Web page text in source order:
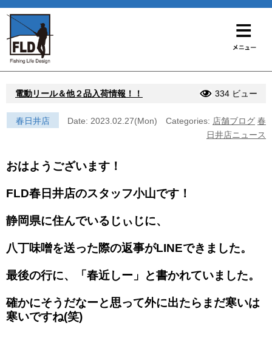
電動リール＆他２品入荷情報！！ 334 ビュー
春日井店 Date: 2023.02.27(Mon) Categories: 店舗ブログ 春
日井店ニュース
おはようございます！
FLD春日井店のスタッフ小山です！
静岡県に住んでいるじぃじに、
八丁味噌を送った際の返事がLINEできました。
最後の行に、「春近しー」と書かれていました。
確かにそうだなーと思って外に出たらまだ寒いは
寒いですね(笑)